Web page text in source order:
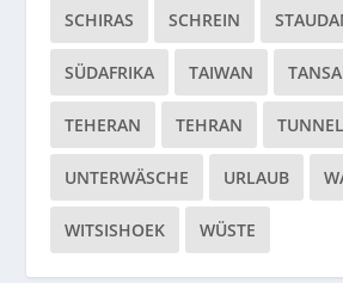
SCHIRAS SCHREIN
SÜDAFRIKA TAIWAN
TEHERAN TEHRAN TUNNEL
UNTERWÄSCHE URLAUB
WITSISHOEK WÜSTE